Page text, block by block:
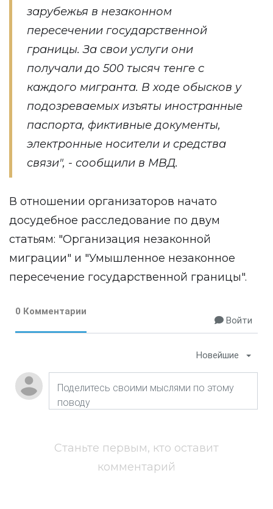
зарубежья в незаконном
пересечении государственной
границы. За свои услуги они
получали до 500 тысяч тенге с
каждого мигранта. В ходе обысков у
подозреваемых изъяты иностранные
паспорта, фиктивные документы,
электронные носители и средства
связи", - сообщили в МВД.
В отношении организаторов начато
досудебное расследование по двум
статьям: "Организация незаконной
миграции" и "Умышленное незаконное
пересечение государственной границы".
0 Комментарии
Войти
Новейшие
Станьте первым, кто оставит
комментарий